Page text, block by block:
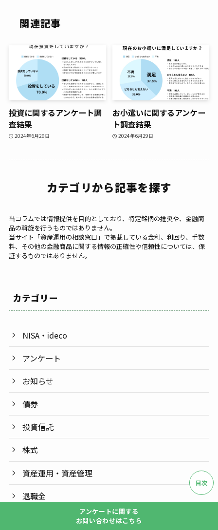
アンケートに関する
お問い合わせはこちら
目次
関連記事
投資に関するアンケート調
査結果
2024年6月29日
お小遣いに関するアンケー
ト調査結果
2024年6月29日
カテゴリから記事を探す
当コラムでは情報提供を目的としており、特定銘柄の推奨や、金融商
品の斡旋を行うものではありません。
当サイト「資産運用の相談窓口」で掲載している金利、利回り、手数
料、その他の金融商品に関する情報の正確性や信頼性については、保
証するものではありません。
カテゴリー
NISA・ideco
アンケート
お知らせ
債券
投資信託
株式
資産運用・資産管理
退職金